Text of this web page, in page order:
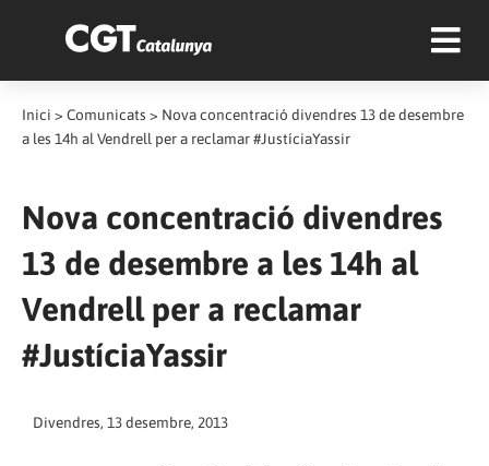
Inici > Comunicats > Nova concentració divendres 13 de desembre
a les 14h al Vendrell per a reclamar #JustíciaYassir
Nova concentració divendres
13 de desembre a les 14h al
Vendrell per a reclamar
#JustíciaYassir
Divendres, 13 desembre, 2013